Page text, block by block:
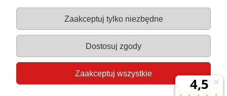
Gastro-Pol
Moje konto
Pomoc
Zaakceptuj tylko niezbędne
Dostosuj zgody
Zaakceptuj wszystkie